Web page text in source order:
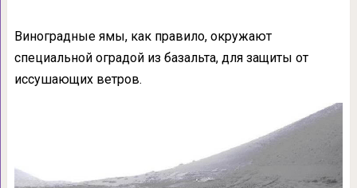
Виноградные ямы, как правило, окружают
специальной оградой из базальта, для защиты от
иссушающих ветров.